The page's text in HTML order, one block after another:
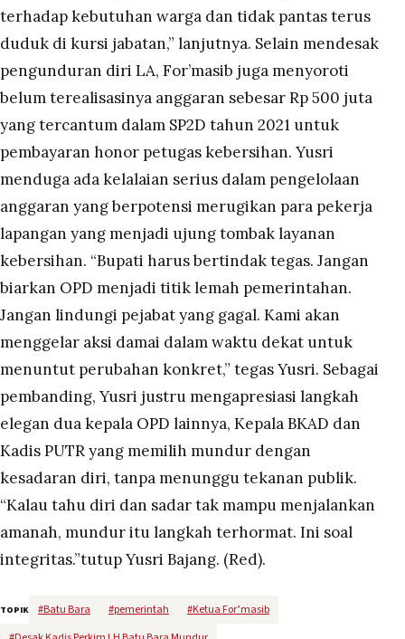
terhadap kebutuhan warga dan tidak pantas terus
duduk di kursi jabatan,” lanjutnya. Selain mendesak
pengunduran diri LA, For’masib juga menyoroti
belum terealisasinya anggaran sebesar Rp 500 juta
yang tercantum dalam SP2D tahun 2021 untuk
pembayaran honor petugas kebersihan. Yusri
menduga ada kelalaian serius dalam pengelolaan
anggaran yang berpotensi merugikan para pekerja
lapangan yang menjadi ujung tombak layanan
kebersihan. “Bupati harus bertindak tegas. Jangan
biarkan OPD menjadi titik lemah pemerintahan.
Jangan lindungi pejabat yang gagal. Kami akan
menggelar aksi damai dalam waktu dekat untuk
menuntut perubahan konkret,” tegas Yusri. Sebagai
pembanding, Yusri justru mengapresiasi langkah
elegan dua kepala OPD lainnya, Kepala BKAD dan
Kadis PUTR yang memilih mundur dengan
kesadaran diri, tanpa menunggu tekanan publik.
“Kalau tahu diri dan sadar tak mampu menjalankan
amanah, mundur itu langkah terhormat. Ini soal
integritas.”tutup Yusri Bajang. (Red).
TOPIK #Batu Bara #pemerintah #Ketua For’masib